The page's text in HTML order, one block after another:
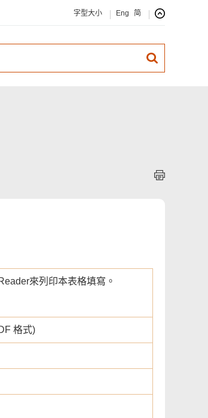
字型大小 Eng 简
來列印本表格填寫。
格式)